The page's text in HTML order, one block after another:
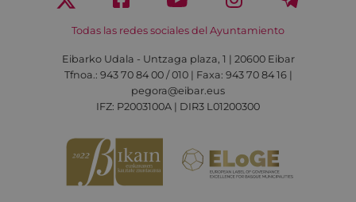
Todas las redes sociales del Ayuntamiento
Eibarko Udala - Untzaga plaza, 1 | 20600 Eibar
Tfnoa.: 943 70 84 00 / 010 | Faxa: 943 70 84 16 |
pegora@eibar.eus
IFZ: P2003100A | DIR3 L01200300